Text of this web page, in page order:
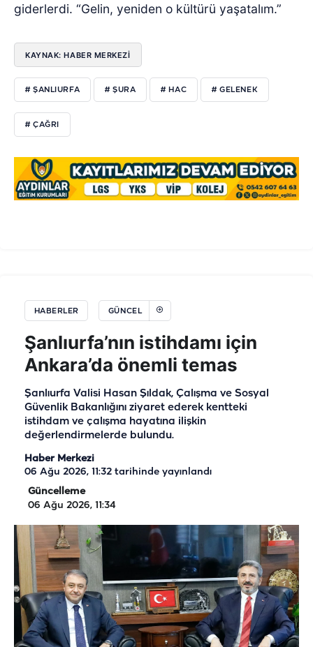
giderlerdi. “Gelin, yeniden o kültürü yaşatalım.”
KAYNAK: HABER MERKEZİ
# ŞANLIURFA # ŞURA # HAC # GELENEK
# ÇAĞRI
HABERLER GÜNCEL
Şanlıurfa’nın istihdamı için
Ankara’da önemli temas
Şanlıurfa Valisi Hasan Şıldak, Çalışma ve Sosyal
Güvenlik Bakanlığını ziyaret ederek kentteki
istihdam ve çalışma hayatına ilişkin
değerlendirmelerde bulundu.
Haber Merkezi
06 Ağu 2026, 11:32 tarihinde yayınlandı
Güncelleme
06 Ağu 2026, 11:34